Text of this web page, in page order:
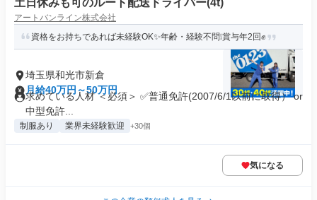
土日休みも可のルート配送ドライバー(4t)
アートバンライン株式会社
資格をお持ちであれば未経験OK✨年齢・経験不問❕賞与年2回✊
埼玉県和光市新倉
月給40万円～50万円
求めている人材 ＜必須＞ ✅普通免許(2007/6/1以前に取得） or
中型免許...
制服あり 業界未経験歓迎 +30個
気になる